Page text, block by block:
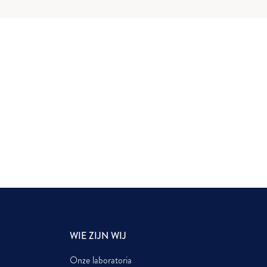
WIE ZIJN WIJ
Onze laboratoria